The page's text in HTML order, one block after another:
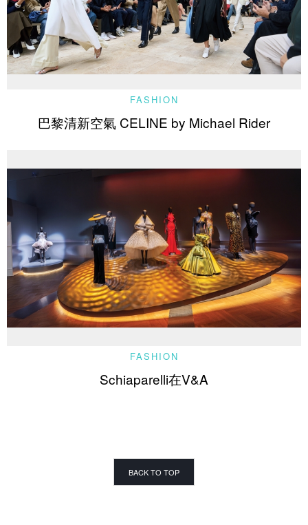
FASHION
巴黎清新空氣 CELINE by Michael Rider
FASHION
Schiaparelli在V&A
BACK TO TOP